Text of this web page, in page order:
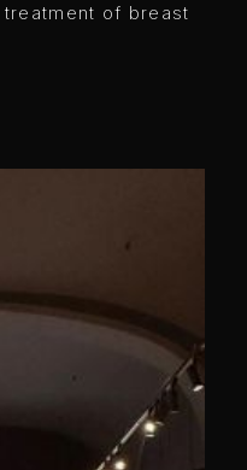
of breast